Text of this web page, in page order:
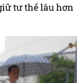
tư thế lâu hơn